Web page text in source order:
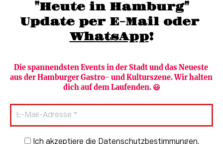
"Heute in Hamburg"
Update per E-Mail oder
WhatsApp!
Die spannendsten Events in der Stadt und das Neueste
aus der Hamburger Gastro- und Kulturszene. Wir halten
dich auf dem Laufenden. 😃
Newsletter-Anmeldung
Ich akzeptiere die Datenschutzbestimmungen.
Newsletter abonnieren
HAMBURG PUR